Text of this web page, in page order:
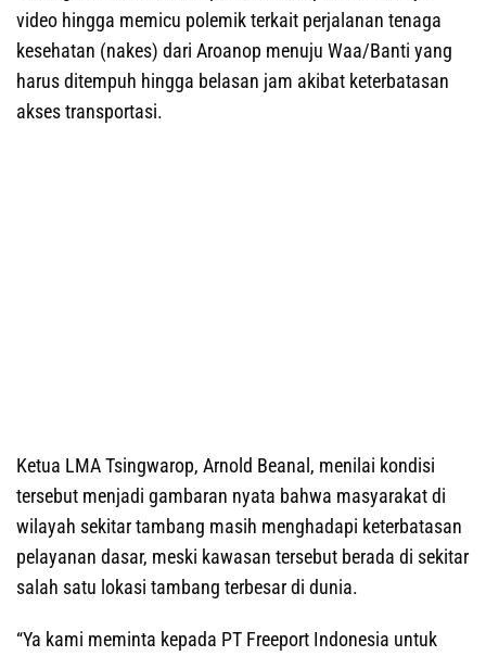
video hingga memicu polemik terkait perjalanan tenaga
kesehatan (nakes) dari Aroanop menuju Waa/Banti yang
harus ditempuh hingga belasan jam akibat keterbatasan
akses transportasi.
Ketua LMA Tsingwarop, Arnold Beanal, menilai kondisi
tersebut menjadi gambaran nyata bahwa masyarakat di
wilayah sekitar tambang masih menghadapi keterbatasan
pelayanan dasar, meski kawasan tersebut berada di sekitar
salah satu lokasi tambang terbesar di dunia.
“Ya kami meminta kepada PT Freeport Indonesia untuk